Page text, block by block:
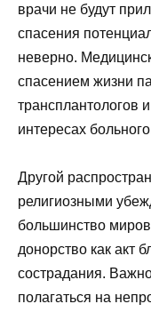
врачи не будут
спасения
неверно.
спасением жизни
трансплантологов
интересах
Другой
религиозными
большинство
донорство как акт
сострадания.
полагаться на